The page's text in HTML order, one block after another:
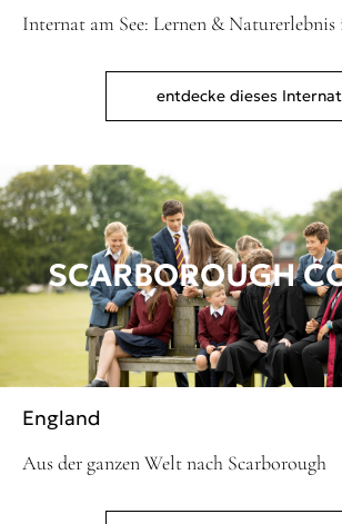
Internat am See: Lernen & Naturerlebnis
entdecke dieses Internat
SCARBOROUGH
England
Aus der ganzen Welt nach Scarborough